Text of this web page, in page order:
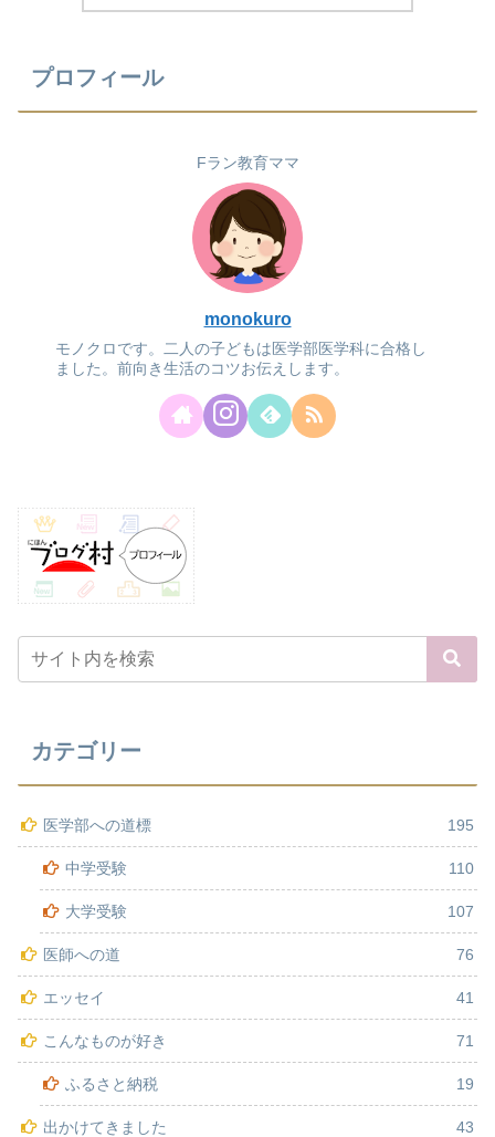
プロフィール
Fラン教育ママ
monokuro
モノクロです。二人の子どもは医学部医学科に合格し
ました。前向き生活のコツお伝えします。
カテゴリー
医学部への道標 195
中学受験 110
大学受験 107
医師への道 76
エッセイ 41
こんなものが好き 71
ふるさと納税 19
出かけてきました 43